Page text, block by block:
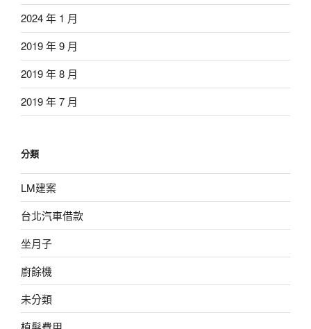
2024 年 1 月
2019 年 9 月
2019 年 8 月
2019 年 7 月
分類
LM建案
台北汽車借款
坐月子
廚餘機
未分類